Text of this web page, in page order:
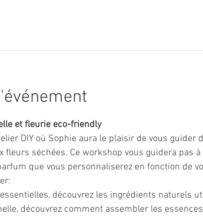
et fleurie eco-friendly
DIY où Sophie aura le plaisir de vous guider
fleurs séchées. Ce workshop vous guidera pas
que vous personnaliserez en fonction de
découvrez les ingrédients naturels
découvrez comment assembler les